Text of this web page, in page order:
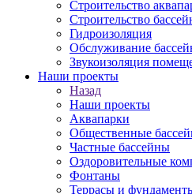
Строительство
Строительство
Гидроизоляция
Обслуживание
Звукоизоляция
Наши проекты
Назад
Наши проекты
Аквапарки
Общественные
Частные бассейны
Оздоровительные
Фонтаны
Террасы и